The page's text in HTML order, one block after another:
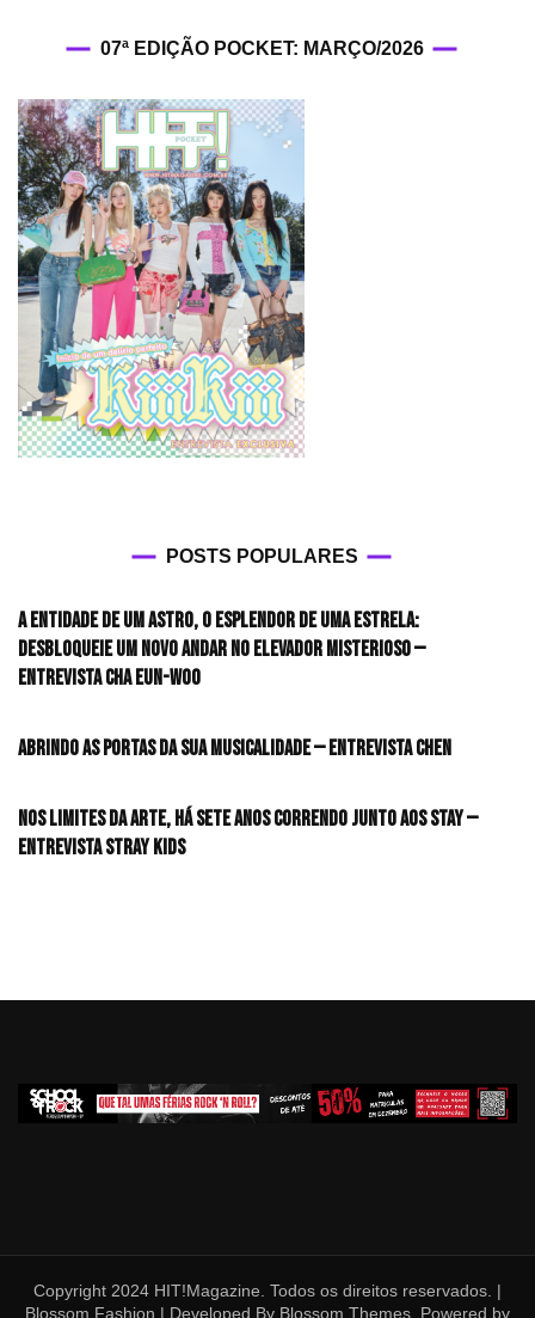
07ª EDIÇÃO POCKET: MARÇO/2026
POSTS POPULARES
A entidade de um astro, o esplendor de uma estrela:
desbloqueie um novo andar no elevador misterioso —
Entrevista CHA EUN-WOO
Abrindo as portas da sua musicalidade — Entrevista CHEN
Nos limites da arte, há sete anos correndo junto aos STAY —
Entrevista Stray Kids
Copyright 2024 HIT!Magazine. Todos os direitos reservados. |
Blossom Fashion | Developed By Blossom Themes . Powered by